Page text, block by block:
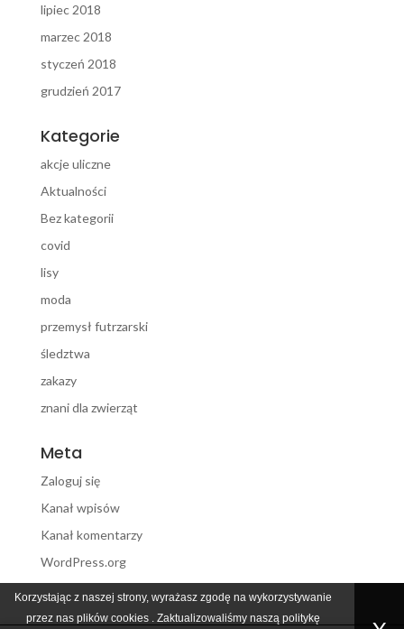
lipiec 2018
marzec 2018
styczeń 2018
grudzień 2017
Kategorie
akcje uliczne
Aktualności
Bez kategorii
covid
lisy
moda
przemysł futrzarski
śledztwa
zakazy
znani dla zwierząt
Meta
Zaloguj się
Kanał wpisów
Kanał komentarzy
WordPress.org
Korzystając z naszej strony, wyrażasz zgodę na wykorzystywanie
przez nas plików cookies. Zaktualizowaliśmy naszą politykę